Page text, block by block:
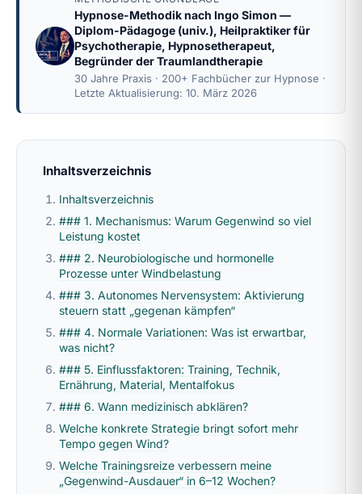
Hypnose-Methodik nach Ingo Simon —
Diplom-Pädagoge (univ.), Heilpraktiker für
Psychotherapie, Hypnosetherapeut,
Begründer der Traumlandtherapie
30 Jahre Praxis · 200+ Fachbücher zur Hypnose ·
Letzte Aktualisierung: 10. März 2026
Inhaltsverzeichnis
Inhaltsverzeichnis
### 1. Mechanismus: Warum Gegenwind so viel
Leistung kostet
### 2. Neurobiologische und hormonelle
Prozesse unter Windbelastung
### 3. Autonomes Nervensystem: Aktivierung
steuern statt „gegenan kämpfen“
### 4. Normale Variationen: Was ist erwartbar,
was nicht?
### 5. Einflussfaktoren: Training, Technik,
Ernährung, Material, Mentalfokus
### 6. Wann medizinisch abklären?
Welche konkrete Strategie bringt sofort mehr
Tempo gegen Wind?
Welche Trainingsreize verbessern meine
„Gegenwind-Ausdauer“ in 6–12 Wochen?